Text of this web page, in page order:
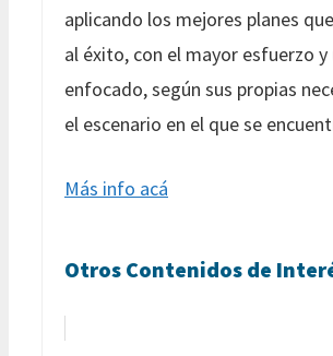
aplicando los mejores planes
al éxito, con el mayor esfuerzo
enfocado, según sus propias
el escenario en el que se
Más info acá
Otros Contenidos de